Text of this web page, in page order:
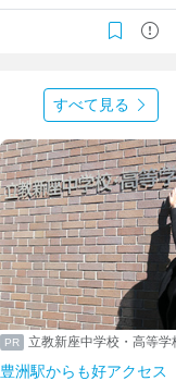
すべて見る
立教新座中学校・高等学
豊洲駅からも好アクセス